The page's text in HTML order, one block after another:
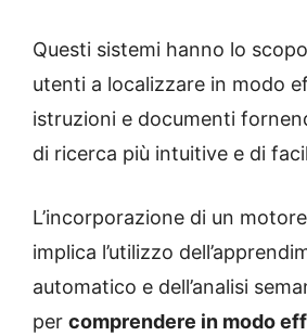
Questi sistemi hanno lo
utenti a localizzare in modo
istruzioni e documenti
di ricerca più intuitive e di
L’incorporazione di un
implica l’utilizzo
automatico e dell’analisi
per comprendere in modo